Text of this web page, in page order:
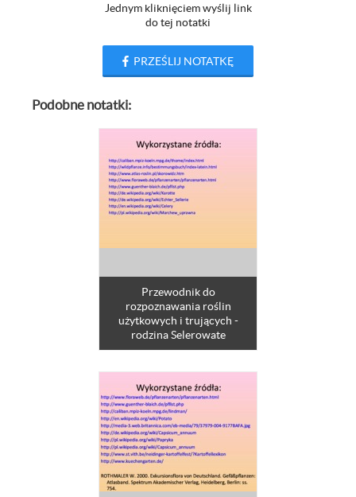
Jednym kliknięciem wyślij link
do tej notatki
PRZEŚLIJ NOTATKĘ
Podobne notatki:
Przewodnik do
rozpoznawania roślin
użytkowych i trujących -
rodzina Selerowate